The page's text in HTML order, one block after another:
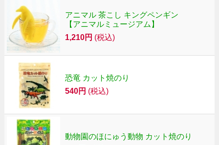
アニマル 茶こし キングペンギン
【アニマルミュージアム】
1,210円 (税込)
恐竜 カット焼のり
540円 (税込)
動物園のほにゅう動物 カット焼のり